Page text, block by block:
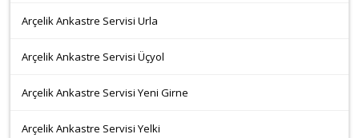
Arçelik Ankastre Servisi Urla
Arçelik Ankastre Servisi Üçyol
Arçelik Ankastre Servisi Yeni Girne
Arçelik Ankastre Servisi Yelki